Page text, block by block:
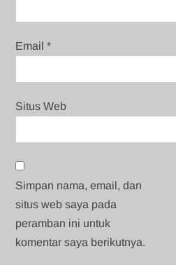
Email*
Situs Web
Simpan nama, email, dan
situs web saya pada
peramban ini untuk
komentar saya berikutnya.